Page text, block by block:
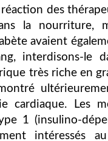
des
la nourriture,
avaient
interdisons-le
très riche en
cardiaque. Les
1 (insulino-
intéressés